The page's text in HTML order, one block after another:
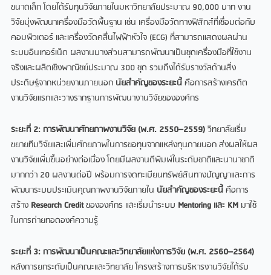
ขนาดเล็ก โดยได้รับทุนวิจัยภายในมหาวิทยาลัยประมาณ 90,000 บาท งาน
วิจัยมุ่งพัฒนาเครื่องมือวัดพื้นฐาน เช่น เครื่องมือวัดทางฟิสิกส์ที่เชื่อมต่อกับ
คอมพิวเตอร์ และเครื่องวัดคลื่นไฟฟ้าหัวใจ (ECG) ที่สามารถแสดงผลผ่าน
ระบบอินเทอร์เน็ต ผลงานบางส่วนสามารถพัฒนาเป็นชุดเครื่องมือที่ใช้งาน
จริงและผลิตเชิงพาณิชย์ประมาณ 300 ชุด รวมถึงได้รับรางวัลด้านสิ่ง
ประดิษฐ์จากหน่วยงานภายนอก นัยสำคัญของระยะนี้คือการสร้างเครดิต
งานวิจัยแรกและวางรากฐานการพัฒนางานวิจัยขององค์กร
ระยะที่2: การพัฒนาศักยภาพงานวิจัย (พ.ศ. 2550–2559)วิทยาลัยเริ่ม
ขยายทีมวิจัยและเพิ่มศักยภาพในการขอทุนจากแหล่งทุนภายนอก ส่งผลให้ผล
งานวิจัยเพิ่มขึ้นอย่างต่อเนื่อง โดยมีผลงานตีพิมพ์ในระดับชาติและนานาชาติ
มากกว่า 20 ผลงานต่อปี พร้อมการจดทะเบียนทรัพย์สินทางปัญญาและการ
พัฒนาระบบประเมินคุณภาพงานวิจัยภายใน นัยสำคัญของระยะนี้คือการ
สร้าง Research Creditขององค์กร และเริ่มนำระบบ Mentoring และ KM มาใช้
ในการถ่ายทอดองค์ความรู้
ระยะที่3: การพัฒนาเป็นคณะและวิทยาลัยแห่งการวิจัย (พ.ศ. 2560–2564)
หลังการยกระดับเป็นคณะและวิทยาลัย โครงสร้างการบริหารงานวิจัยได้รับ